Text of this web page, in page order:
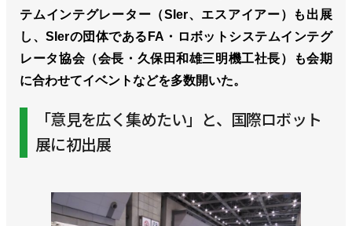
テムインテグレーター（SIer、エスアイアー）も出展
し、SIerの団体であるFA・ロボットシステムインテグ
レータ協会（会長・久保田和雄三明機工社長）も会期
に合わせてイベントなどを多数開いた。
「意見を広く集めたい」と、国際ロボット
展に初出展